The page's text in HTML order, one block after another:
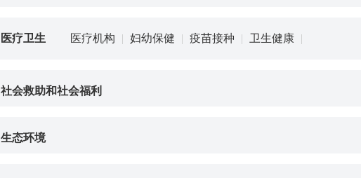
医疗卫生 医疗机构 | 妇幼保健 | 疫苗接种 | 卫生健康 |
社会救助和社会福利
生态环境